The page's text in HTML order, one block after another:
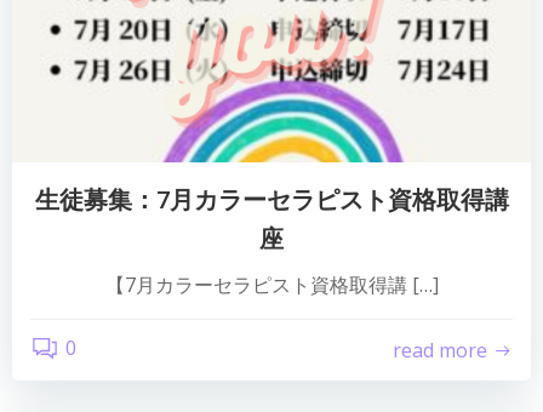
生徒募集：7月カラーセラピスト資格取得講
座
【7月カラーセラピスト資格取得講 […]
0 read more